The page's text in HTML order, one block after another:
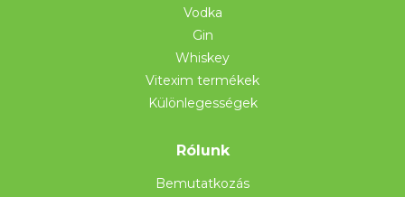
Vodka
Gin
Whiskey
Vitexim termékek
Különlegességek
Rólunk
Bemutatkozás